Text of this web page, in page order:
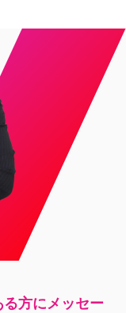
る方にメッセー